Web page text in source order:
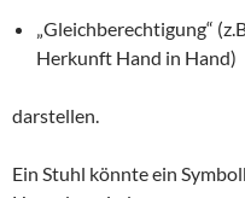
„Gleichberechtigung“
Herkunft Hand in Hand)
darstellen.
Ein Stuhl könnte ein